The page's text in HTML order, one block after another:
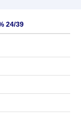
24/39